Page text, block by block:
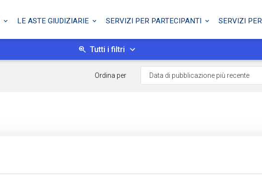
LE ASTE GIUDIZIARIE SERVIZI PER PARTECIPANTI SERVIZI
Tutti i filtri
Ordina per